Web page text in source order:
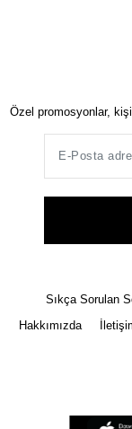
Özel promosyonlar,
Sıkça Sorulan
Hakkımızda